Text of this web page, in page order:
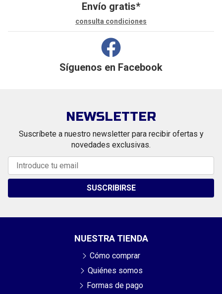
Envío gratis*
consulta condiciones
Síguenos en Facebook
NEWSLETTER
Suscríbete a nuestro newsletter para recibir ofertas y
novedades exclusivas.
SUSCRIBIRSE
NUESTRA TIENDA
Cómo comprar
Quiénes somos
Formas de pago